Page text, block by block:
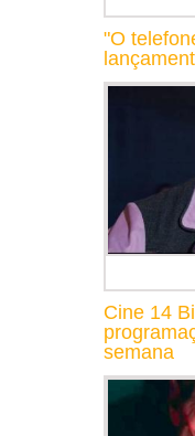
"O
Cine 14
semana